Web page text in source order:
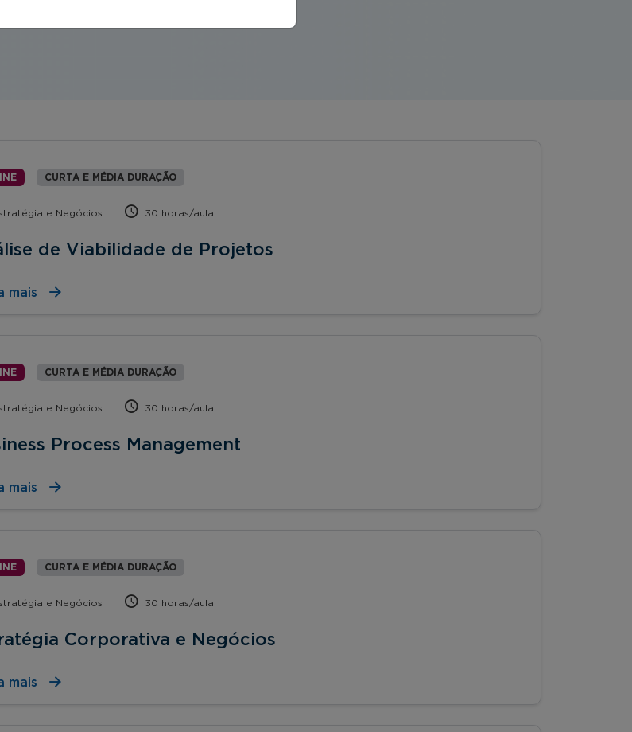
etc.).
CURTA E MÉDIA DURAÇÃO
e Negócios 30 horas/aula
de Viabilidade de Projetos
mais
CURTA E MÉDIA DURAÇÃO
e Negócios 30 horas/aula
Process Management
mais
CURTA E MÉDIA DURAÇÃO
e Negócios 30 horas/aula
Corporativa e Negócios
mais